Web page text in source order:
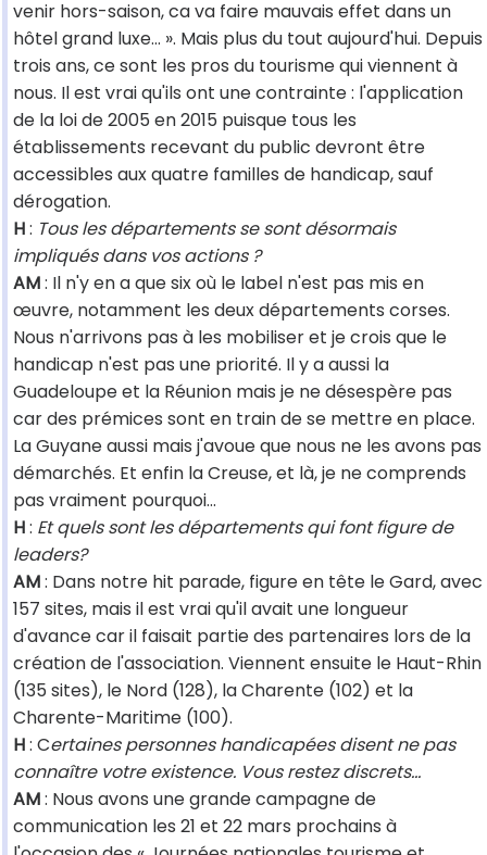
venir hors-saison, ca va faire mauvais effet dans un
hôtel grand luxe... ». Mais plus du tout aujourd'hui. Depuis
trois ans, ce sont les pros du tourisme qui viennent à
nous. Il est vrai qu'ils ont une contrainte : l'application
de la loi de 2005 en 2015 puisque tous les
établissements recevant du public devront être
accessibles aux quatre familles de handicap, sauf
dérogation.
H: Tous les départements se sont désormais
impliqués dans vos actions ?
AM: Il n'y en a que six où le label n'est pas mis en
œuvre, notamment les deux départements corses.
Nous n'arrivons pas à les mobiliser et je crois que le
handicap n'est pas une priorité. Il y a aussi la
Guadeloupe et la Réunion mais je ne désespère pas
car des prémices sont en train de se mettre en place.
La Guyane aussi mais j'avoue que nous ne les avons pas
démarchés. Et enfin la Creuse, et là, je ne comprends
pas vraiment pourquoi...
H: Et quels sont les départements qui font figure de
leaders?
AM: Dans notre hit parade, figure en tête le Gard, avec
157 sites, mais il est vrai qu'il avait une longueur
d'avance car il faisait partie des partenaires lors de la
création de l'association. Viennent ensuite le Haut-Rhin
(135 sites), le Nord (128), la Charente (102) et la
Charente-Maritime (100).
H: Certaines personnes handicapées disent ne pas
connaître votre existence. Vous restez discrets...
AM: Nous avons une grande campagne de
communication les 21 et 22 mars prochains à